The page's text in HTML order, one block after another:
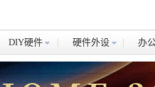
DIY硬件 硬件外设 办